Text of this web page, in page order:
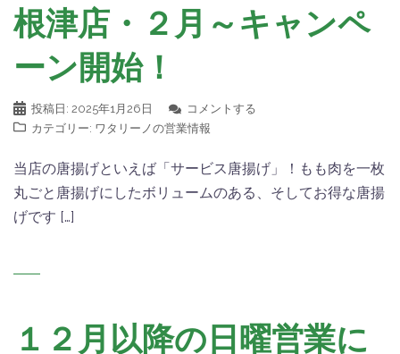
根津店・２月～キャンペ
ーン開始！
投稿日: 2025年1月26日
コメントする
カテゴリー: ワタリーノの営業情報
当店の唐揚げといえば「サービス唐揚げ」！もも肉を一枚
丸ごと唐揚げにしたボリュームのある、そしてお得な唐揚
げです […]
１２月以降の日曜営業に